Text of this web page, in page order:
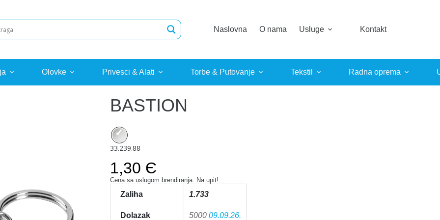
Naslovna
O nama Usluge Kontakt
Olovke Privesci & Alati Torbe & Putovanje Tekstil Radna oprema
BASTION
33.239.88
1,30 Є
Cena sa uslugom brendiranja: Na upit!
Zaliha 1.733
Dolazak 5000 09.09.26.